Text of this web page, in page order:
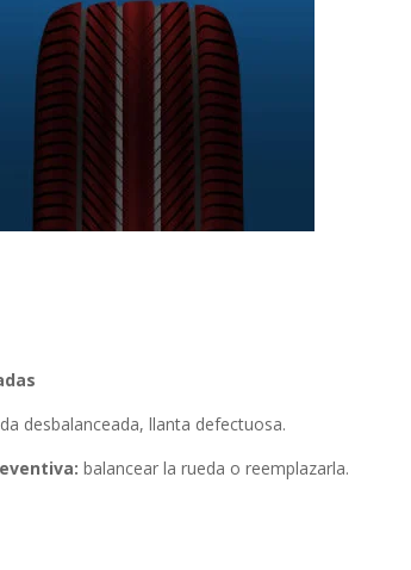
desbalanceada, llanta defectuosa.
balancear la rueda o reemplazarla.